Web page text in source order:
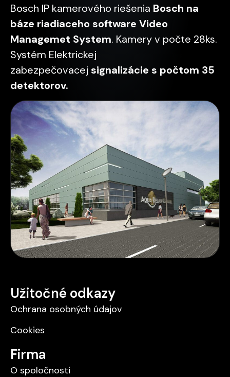
Bosch IP kamerového riešenia Bosch na
báze riadiaceho software Video
Managemet System. Kamery v počte 28ks.
Systém Elektrickej
zabezpečovacej signalizácie s počtom 35
detektorov.
Užitočné odkazy
Ochrana osobných údajov
Cookies
Firma
O spoločnosti